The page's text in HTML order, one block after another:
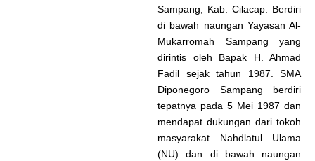
Sampang, Kab. Cilacap. Berdiri
di bawah naungan Yayasan Al-
Mukarromah Sampang yang
dirintis oleh Bapak H. Ahmad
Fadil sejak tahun 1987. SMA
Diponegoro Sampang berdiri
tepatnya pada 5 Mei 1987 dan
mendapat dukungan dari tokoh
masyarakat Nahdlatul Ulama
(NU) dan di bawah naungan